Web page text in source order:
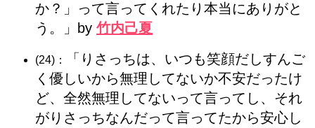
か？」って言ってくれたり本当にありがと
う。」by 竹内己夏
(24)：
「りさっちは、いつも笑顔だしすんご
く優しいから無理してないか不安だったけ
ど、全然無理してないって言ってし、それ
がりさっちなんだって言ってたから安心し